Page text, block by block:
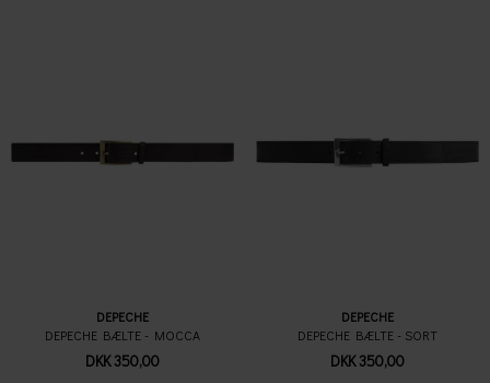
DEPECHE
DEPECHE BÆLTE - MOCCA
DKK 350,00
DEPECHE
DEPECHE BÆLTE - SORT
DKK 350,00